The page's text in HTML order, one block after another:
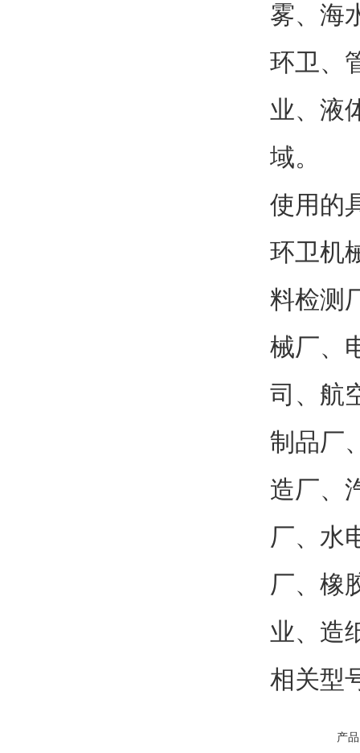
雾、海
环卫、
业、液
域。
使用的
环卫机
料检测
械厂、
司、航
制品厂
造厂、
厂、水
厂、橡
业、造
相关型
产